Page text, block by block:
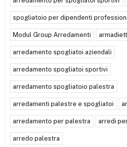
spogliatoio per dipendenti
Modul Group Arredamenti
arredamento spogliatoi aziendali
arredamento spogliatoi sportivi
arredamento spogliatoio palestra
arredamenti palestre e spogliatoi
arredamento per palestra arredi
arredo palestra